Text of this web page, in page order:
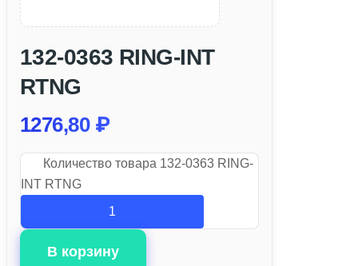
132-0363 RING-INT
RTNG
1276,80 ₽
Количество товара 132-0363 RING-
INT RTNG
В корзину